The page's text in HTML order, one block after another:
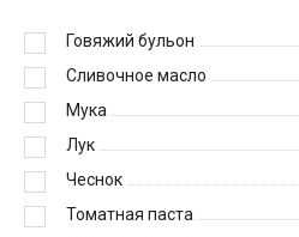
Говяжий бульон
Сливочное масло
Мука
Лук
Чеснок
Томатная паста